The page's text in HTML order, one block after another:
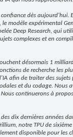
dès
modèle expérimental
Deep Research, qui
complexes et en
désormais 1
de recherche les
afin de traiter des
et du codage. Nous
continuerons à
dix dernières années
notre TPU de
disponible pour les